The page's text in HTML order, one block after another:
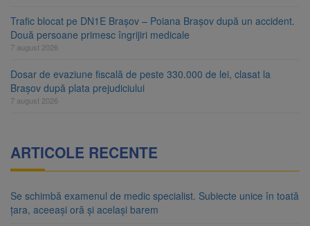
Trafic blocat pe DN1E Brașov – Poiana Brașov după un accident.
Două persoane primesc îngrijiri medicale
7 august 2026
Dosar de evaziune fiscală de peste 330.000 de lei, clasat la
Brașov după plata prejudiciului
7 august 2026
ARTICOLE RECENTE
Se schimbă examenul de medic specialist. Subiecte unice în toată
țara, aceeași oră și același barem